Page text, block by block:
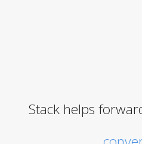
Stack helps